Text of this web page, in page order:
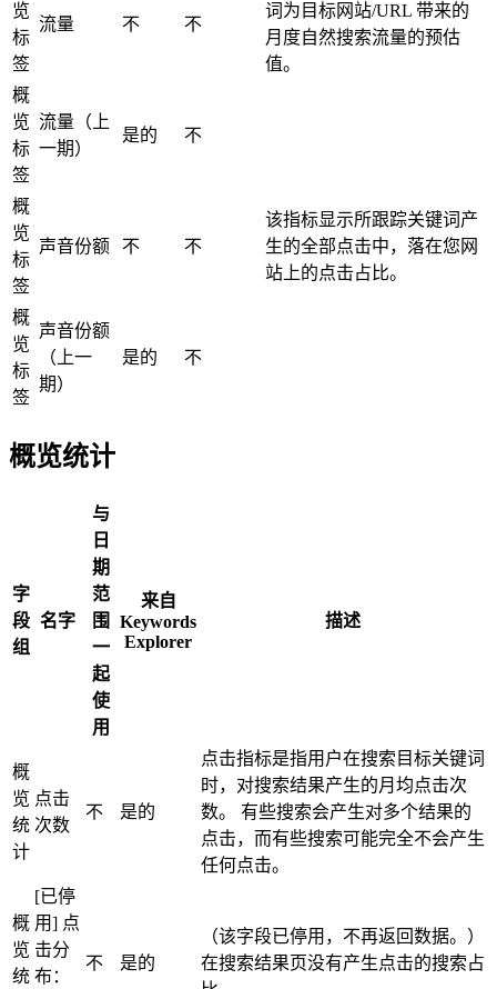
览
标
签
流量 不 不
词为目标网站/URL 带来的
月度自然搜索流量的预估
值。
概
览
标
签
流量（上
一期）
是的 不
概
览
标
签
声音份额 不 不
该指标显示所跟踪关键词产
生的全部点击中，落在您网
站上的点击占比。
概
览
标
签
声音份额
（上一
期）
是的 不
概览统计
字
段
组
名字
与
日
期
范
围
一
起
使
用
来自
Keywords
Explorer
描述
概
览
统
计
点击
次数
不 是的
点击指标是指用户在搜索目标关键词
时，对搜索结果产生的月均点击次
数。 有些搜索会产生对多个结果的
点击，而有些搜索可能完全不会产生
任何点击。
概
览
统
[已停
用] 点
击分
布：
不 是的
（该字段已停用，不再返回数据。）
在搜索结果页没有产生点击的搜索占